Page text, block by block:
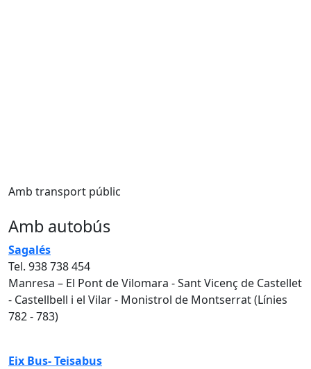
Amb transport públic
Amb autobús
Sagalés
Tel. 938 738 454
Manresa – El Pont de Vilomara - Sant Vicenç de Castellet
- Castellbell i el Vilar - Monistrol de Montserrat (Línies
782 - 783)
Eix Bus- Teisabus